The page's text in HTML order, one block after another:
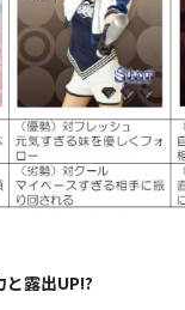
と露出UP!?